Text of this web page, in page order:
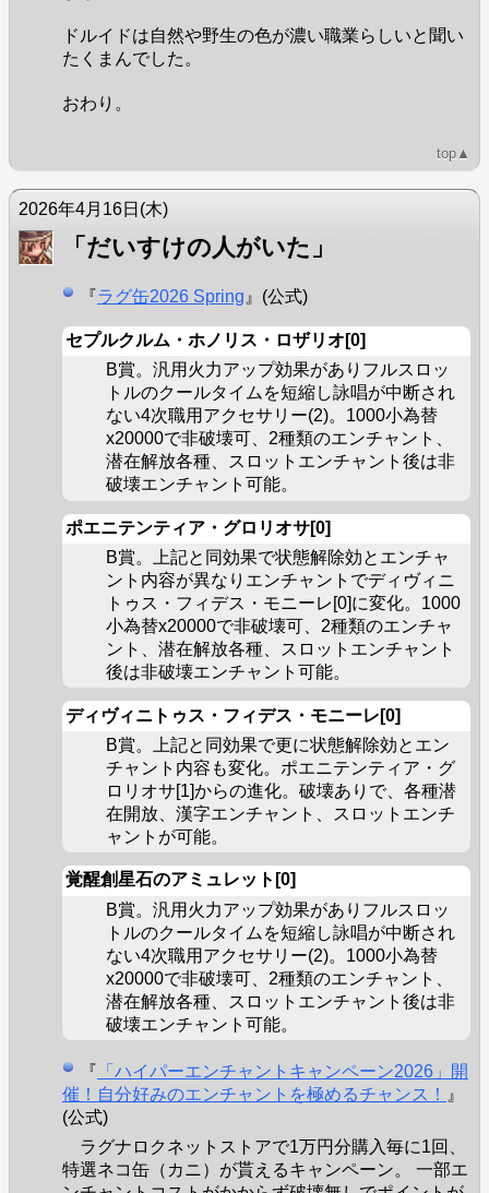
ドルイドは自然や野生の色が濃い職業らしいと聞い
たくまんでした。
おわり。
top▲
2026年4月16日 (木)
「だいすけの人がいた」
『ラグ缶2026 Spring 』(公式)
セプルクルム・ホノリス・ロザリオ[0]
B賞。汎用火力アップ効果がありフルスロッ
トルのクールタイムを短縮し詠唱が中断され
ない4次職用アクセサリー(2)。1000小為替
x20000で非破壊可、2種類のエンチャント、
潜在解放各種、スロットエンチャント後は非
破壊エンチャント可能。
ポエニテンティア・グロリオサ[0]
B賞。上記と同効果で状態解除効とエンチャ
ント内容が異なりエンチャントでディヴィニ
トゥス・フィデス・モニーレ[0]に変化。1000
小為替x20000で非破壊可、2種類のエンチャ
ント、潜在解放各種、スロットエンチャント
後は非破壊エンチャント可能。
ディヴィニトゥス・フィデス・モニーレ[0]
B賞。上記と同効果で更に状態解除効とエン
チャント内容も変化。ポエニテンティア・グ
ロリオサ[1]からの進化。破壊ありで、各種潜
在開放、漢字エンチャント、スロットエンチ
ャントが可能。
覚醒創星石のアミュレット[0]
B賞。汎用火力アップ効果がありフルスロッ
トルのクールタイムを短縮し詠唱が中断され
ない4次職用アクセサリー(2)。1000小為替
x20000で非破壊可、2種類のエンチャント、
潜在解放各種、スロットエンチャント後は非
破壊エンチャント可能。
『 「ハイパーエンチャントキャンペーン2026」開
催！自分好みのエンチャントを極めるチャンス！
』
(公式)
ラグナロクネットストアで1万円分購入毎に1回、
特選ネコ缶（カニ）が貰えるキャンペーン。 一部エ